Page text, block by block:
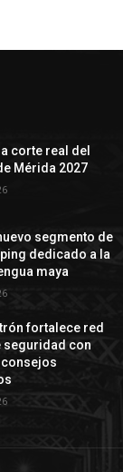
corte real del
Mérida 2027
segmento de
dedicado a la
maya
fortalece red
seguridad con